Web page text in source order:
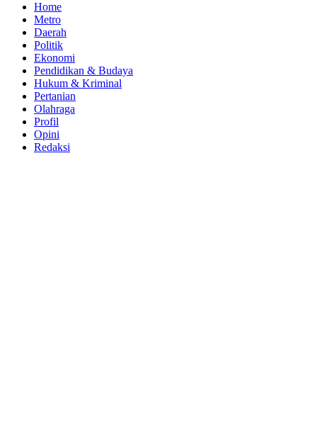
Home
Metro
Daerah
Politik
Ekonomi
Pendidikan & Budaya
Hukum & Kriminal
Pertanian
Olahraga
Profil
Opini
Redaksi